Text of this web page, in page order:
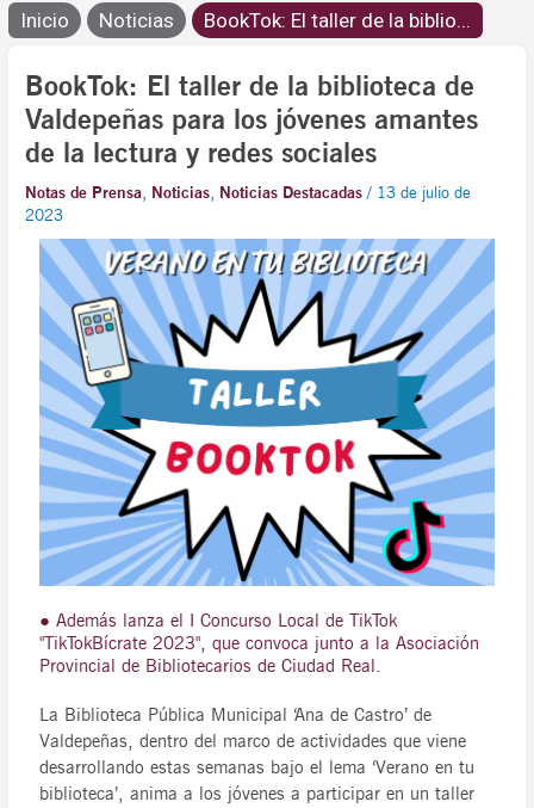
Inicio Noticias BookTok: El taller de la biblio...
BookTok: El taller de la biblioteca de
Valdepeñas para los jóvenes amantes
de la lectura y redes sociales
Notas de Prensa, Noticias, Noticias Destacadas / 13 de julio de
2023
● Además lanza el I Concurso Local de TikTok
"TikTokBícrate 2023", que convoca junto a la Asociación
Provincial de Bibliotecarios de Ciudad Real.
La Biblioteca Pública Municipal ‘Ana de Castro’ de
Valdepeñas, dentro del marco de actividades que viene
desarrollando estas semanas bajo el lema ‘Verano en tu
biblioteca’, anima a los jóvenes a participar en un taller